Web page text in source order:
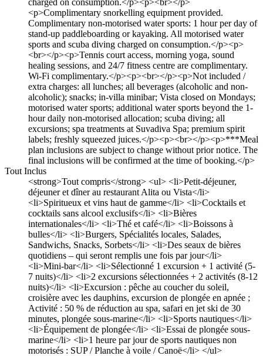
charged on consumption.</p><p><br></p>
<p>Complimentary snorkelling equipment provided.
Complimentary non-motorised water sports: 1 hour per day of
stand-up paddleboarding or kayaking. All motorised water
sports and scuba diving charged on consumption.</p><p>
<br></p><p>Tennis court access, morning yoga, sound
healing sessions, and 24/7 fitness centre are complimentary.
Wi-Fi complimentary.</p><p><br></p><p>Not included /
extra charges: all lunches; all beverages (alcoholic and non-
alcoholic); snacks; in-villa minibar; Vista closed on Mondays;
motorised water sports; additional water sports beyond the 1-
hour daily non-motorised allocation; scuba diving; all
excursions; spa treatments at Suvadiva Spa; premium spirit
labels; freshly squeezed juices.</p><p><br></p><p>***Meal
plan inclusions are subject to change without prior notice. The
final inclusions will be confirmed at the time of booking.</p>
Tout Inclus
<strong>Tout compris</strong> <ul> <li>Petit-déjeuner,
déjeuner et dîner au restaurant Alita ou Vista</li>
<li>Spiritueux et vins haut de gamme</li> <li>Cocktails et
cocktails sans alcool exclusifs</li> <li>Bières
internationales</li> <li>Thé et café</li> <li>Boissons à
bulles</li> <li>Burgers, Spécialités locales, Salades,
Sandwichs, Snacks, Sorbets</li> <li>Des seaux de bières
quotidiens – qui seront remplis une fois par jour</li>
<li>Mini-bar</li> <li>Sélectionné 1 excursion + 1 activité (5-
7 nuits)</li> <li>2 excursions sélectionnées + 2 activités (8-12
nuits)</li> <li>Excursion : pêche au coucher du soleil,
croisière avec les dauphins, excursion de plongée en apnée ;
Activité : 50 % de réduction au spa, safari en jet ski de 30
minutes, plongée sous-marine</li> <li>Sports nautiques</li>
<li>Équipement de plongée</li> <li>Essai de plongée sous-
marine</li> <li>1 heure par jour de sports nautiques non
motorisés : SUP / Planche à voile / Canoë</li> </ul>